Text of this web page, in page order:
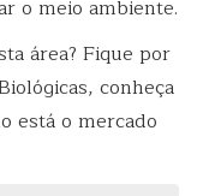
o meio ambiente.
área? Fique por
conheça
está o mercado